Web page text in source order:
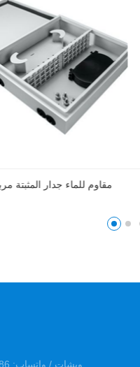
مربع إنهاء الألياف البصرية متعددة
ويشات / واتساب: 86 130 7568 1698